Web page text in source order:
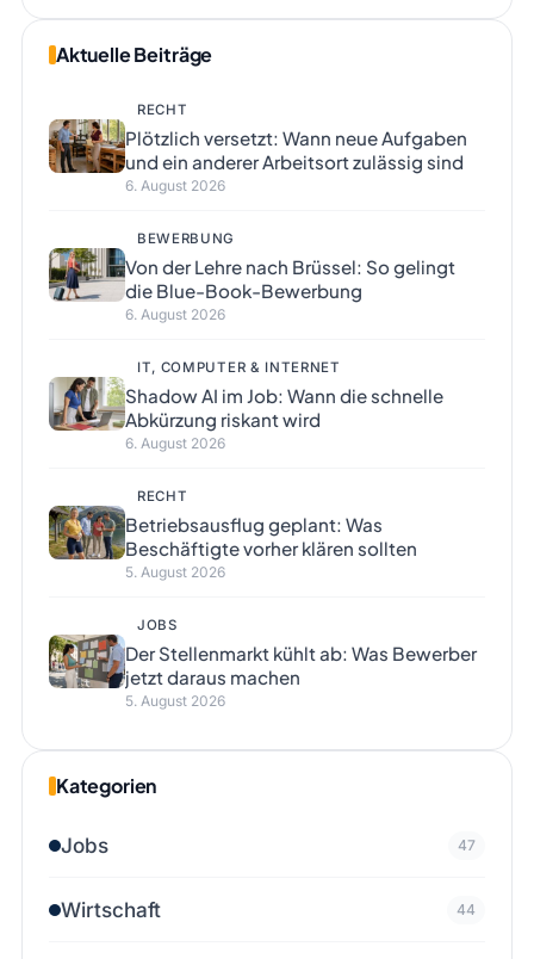
Aktuelle Beiträge
RECHT
Plötzlich versetzt: Wann neue Aufgaben
und ein anderer Arbeitsort zulässig sind
6. August 2026
BEWERBUNG
Von der Lehre nach Brüssel: So gelingt
die Blue-Book-Bewerbung
6. August 2026
IT, COMPUTER & INTERNET
Shadow AI im Job: Wann die schnelle
Abkürzung riskant wird
6. August 2026
RECHT
Betriebsausflug geplant: Was
Beschäftigte vorher klären sollten
5. August 2026
JOBS
Der Stellenmarkt kühlt ab: Was Bewerber
jetzt daraus machen
5. August 2026
Kategorien
Jobs 47
Wirtschaft 44